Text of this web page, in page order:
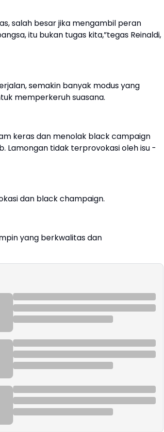
salah besar jika mengambil peran
itu bukan tugas kita,”tegas Reinaldi,
semakin banyak modus yang
memperkeruh suasana.
keras dan menolak black campaign
Lamongan tidak terprovokasi oleh isu -
dan black champaign.
yang berkwalitas dan